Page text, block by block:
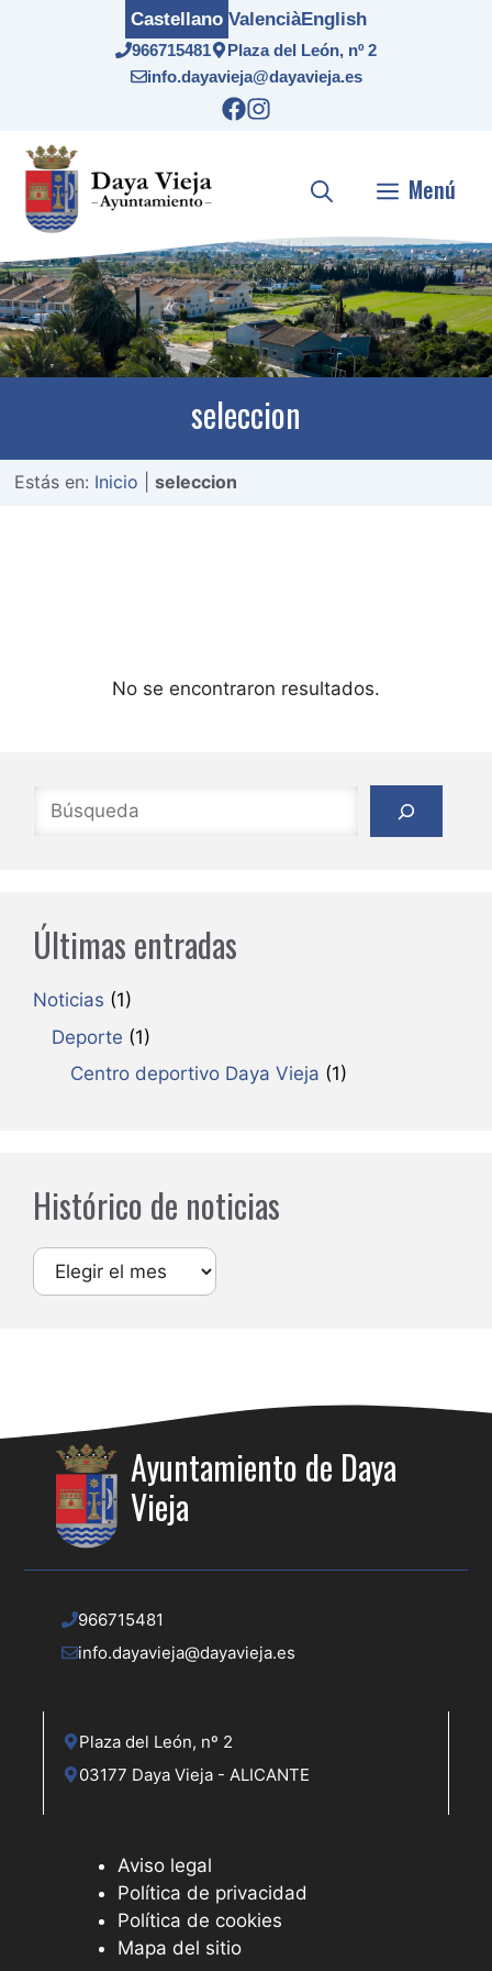
966715481
Plaza del León, nº 2
info.dayavieja@dayavieja.es
Castellano ValenciàEnglish
Menú
seleccion
Estás en: Inicio |seleccion
No se encontraron resultados.
Buscar
Últimas entradas
Noticias (1)
Deporte (1)
Centro deportivo Daya Vieja (1)
Histórico de noticias
Archivos
Ayuntamiento de Daya
Vieja
966715481
info.dayavieja@dayavieja.es
Plaza del León, nº 2
03177 Daya Vieja - ALICANTE
Aviso legal
Política de privacidad
Política de cookies
Mapa del sitio